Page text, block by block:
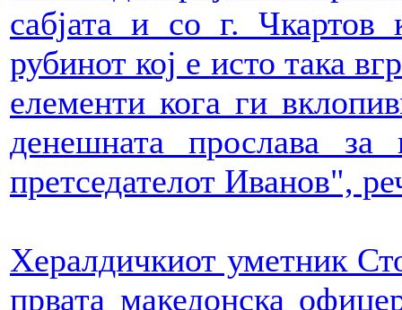
сабјата и со г.
рубинот кој е исто така
елементи кога ги
денешната прослава за
претседателот Иванов",
Хералдичкиот уметник
првата македонска